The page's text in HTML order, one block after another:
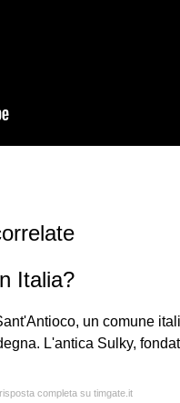
Italia?
un comune
L'antica Sulky,
completa su timgate.it